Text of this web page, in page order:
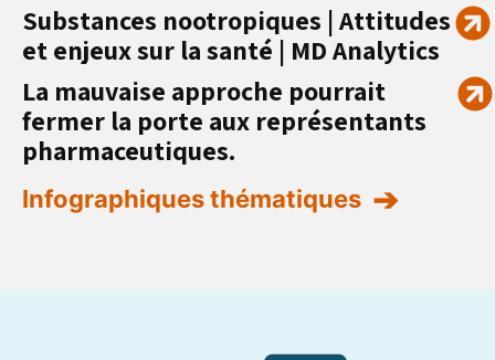
Substances nootropiques | Attitudes
et enjeux sur la santé | MD Analytics
La mauvaise approche pourrait
fermer la porte aux représentants
pharmaceutiques.
Infographiques thématiques